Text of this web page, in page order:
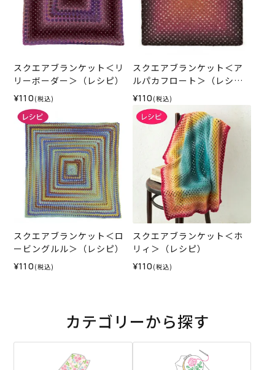
スクエアブランケット＜リ
リーボーダー＞（レシピ）
¥110 (税込)
スクエアブランケット＜ア
ルパカフロート＞（レシ
ピ）
¥110 (税込)
スクエアブランケット＜ロ
ービングルル＞（レシピ）
¥110 (税込)
スクエアブランケット＜ホ
リィ＞（レシピ）
¥110 (税込)
カテゴリーから探す